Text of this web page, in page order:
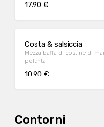
17.90 €
Costa & salsiccia
Mezza baffa di costine di
polenta
10.90 €
Contorni